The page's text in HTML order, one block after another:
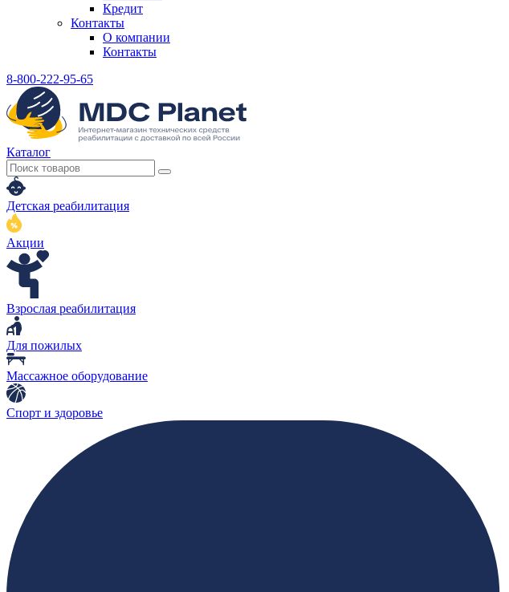
Кредит
Контакты
О компании
Контакты
8-800-222-95-65
Каталог
Детская реабилитация
Акции
Взрослая реабилитация
Для пожилых
Массажное оборудование
Спорт и здоровье